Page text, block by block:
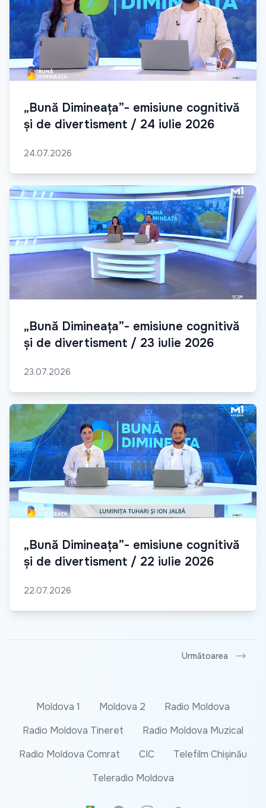
„Bună Dimineața”- emisiune cognitivă
și de divertisment / 24 iulie 2026
24.07.2026
„Bună Dimineața”- emisiune cognitivă
și de divertisment / 23 iulie 2026
23.07.2026
„Bună Dimineața”- emisiune cognitivă
și de divertisment / 22 iulie 2026
22.07.2026
Următoarea
Moldova 1 Moldova 2
Radio Moldova
Radio Moldova Tineret
Radio Moldova Muzical
Radio Moldova Comrat
CIC
Telefilm Chișinău
Teleradio Moldova